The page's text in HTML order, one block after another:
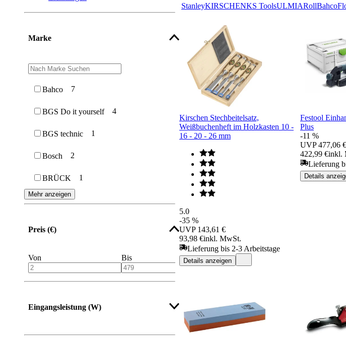
Marke
Bahco 7
BGS Do it yourself 4
BGS technic 1
Bosch 2
BRÜCK 1
Mehr anzeigen
Preis (€)
Von Bis
Eingangsleistung (W)
StanleyKIRSCHENKS ToolsULMIARollBahco
Kirschen Stechbeitelsatz,
Weißbuchenheft im Holzkasten 10 -
16 - 20 - 26 mm
5.0
-35 %
UVP 143,61 €
93,98 €inkl. MwSt.
Lieferung bis 2-3 Arbeitstage
Details anzeigen
Festool
Plus
-11 %
UVP 477,06 €
422,99 €inkl.
Lieferung
Details